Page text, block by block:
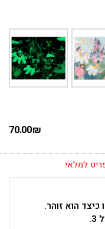
70.00₪
למלאי
הוא זוהר.